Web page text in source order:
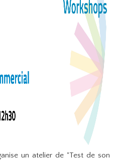
un atelier de "Test de son